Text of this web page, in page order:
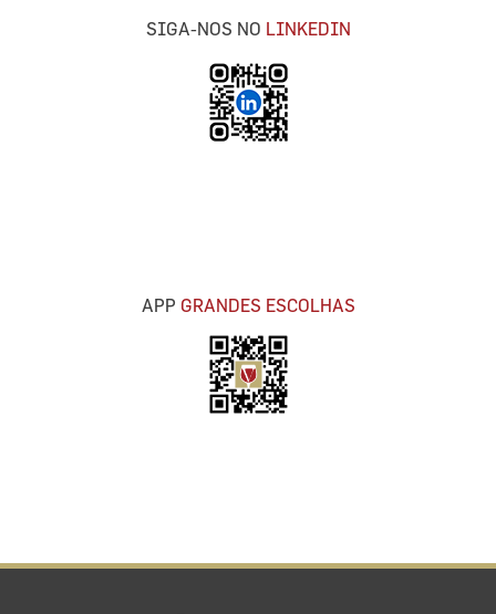
SIGA-NOS NO LINKEDIN
APP GRANDES ESCOLHAS